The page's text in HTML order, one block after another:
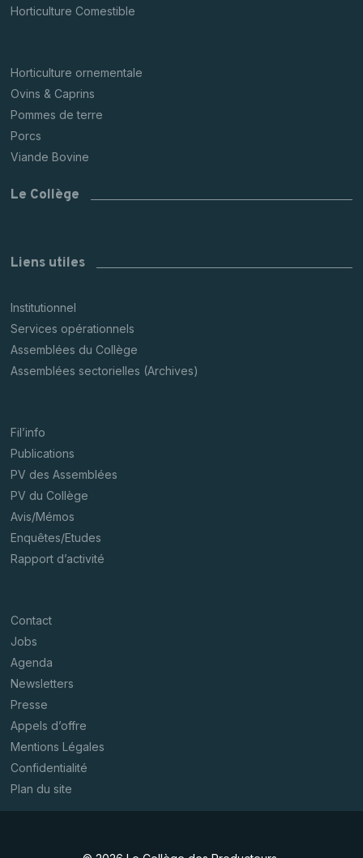
Horticulture Comestible
Horticulture ornementale
Ovins & Caprins
Pommes de terre
Porcs
Viande Bovine
Le Collège
Liens utiles
Institutionnel
Services opérationnels
Assemblées du Collège
Assemblées sectorielles (Archives)
Fil’info
Publications
PV des Assemblées
PV du Collège
Avis/Mémos
Enquêtes/Etudes
Rapport d’activité
Contact
Jobs
Agenda
Newsletters
Presse
Appels d’offre
Mentions Légales
Confidentialité
Plan du site